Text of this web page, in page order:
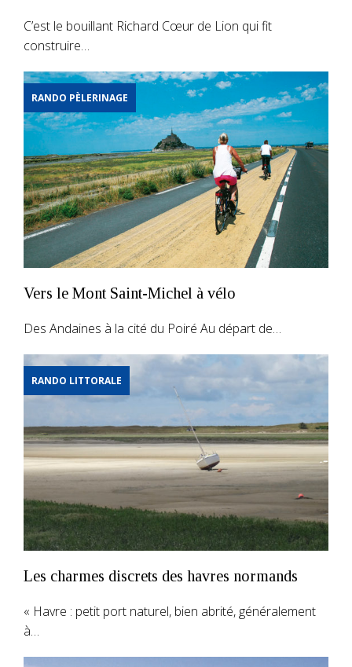
C’est le bouillant Richard Cœur de Lion qui fit
construire…
RANDO PÈLERINAGE
Vers le Mont Saint-Michel à vélo
Des Andaines à la cité du Poiré Au départ de…
RANDO LITTORALE
Les charmes discrets des havres normands
« Havre : petit port naturel, bien abrité, généralement
à…